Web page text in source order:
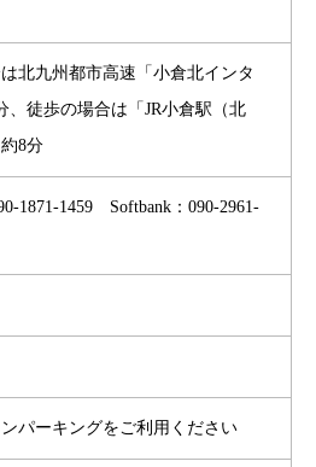
北九州都市高速「小倉北インタ
、徒歩の場合は「JR小倉駅（北
8分
1871-1459 Softbank：090-2961-
パーキングをご利用ください